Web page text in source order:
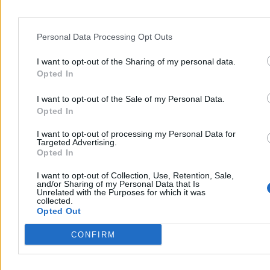
Personal Data Processing Opt Outs
I want to opt-out of the Sharing of my personal data.
Opted In
I want to opt-out of the Sale of my Personal Data.
Opted In
I want to opt-out of processing my Personal Data for
Targeted Advertising.
Opted In
I want to opt-out of Collection, Use, Retention, Sale,
and/or Sharing of my Personal Data that Is
Unrelated with the Purposes for which it was
collected.
Opted Out
CONFIRM
spójne państwo cyfrowe i jeden ogólnokrajowy system kaucyjny, a
dopiero potem dokładano kolejne rozwiązania.
administracyjny tor przeszkód, który generuje dodatkowe koszty
i niepotrzebną złożoność.